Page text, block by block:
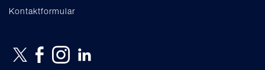
Kontaktformular